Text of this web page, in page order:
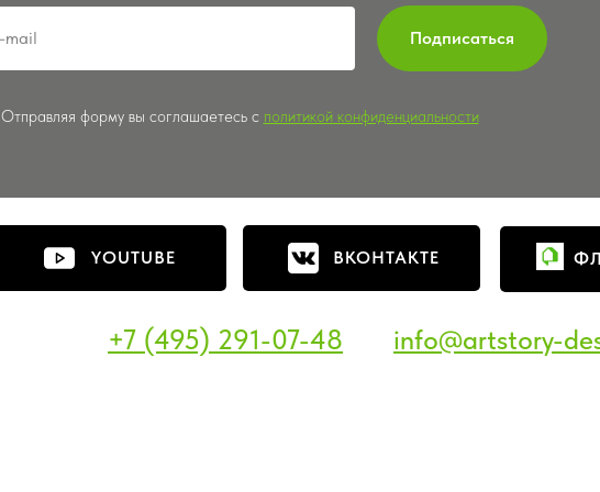
Подписаться
Отправляя форму вы соглашаетесь с политикой конфиденциальности
YOUTUBE ВКОНТАКТЕ
+7 (495) 291-07-48 info@artstory-